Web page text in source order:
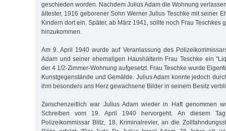
geschieden worden. Nachdem Julius Adam die Wohnung
ältester, 1916 geborener Sohn Werner Julius Teschke mit seiner
Kindern dort ein. Später, ab März 1941, sollte noch Frau Teschkes
hinzukommen.
Am 9. April 1940 wurde auf Veranlassung des
Adam und seiner ehemaligen Haushälterin Frau Teschke ein
der 4 1/2-Zimmer-Wohnung aufgesetzt. Frau Teschke wurde
Kunstgegenstände und Gemälde. Julius Adam konnte jedoch
ihm besonders ans Herz gewachsene Bilder in seinem Besitz
Zwischenzeitlich war Julius Adam wieder in Haft genommen
Schreiben vom 19. April 1940 hervorgeht. An diesem
Polizeikommissar Blitz, 18. Kriminalrevier, an die